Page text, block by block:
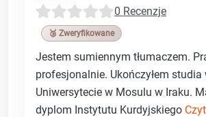
0 Recenzje
🥉 Zweryfikowane
Jestem sumiennym tłumaczem.
profesjonalnie. Ukończyłem studia
Uniwersytecie w Mosulu w Iraku.
dyplom Instytutu Kurdyjskiego